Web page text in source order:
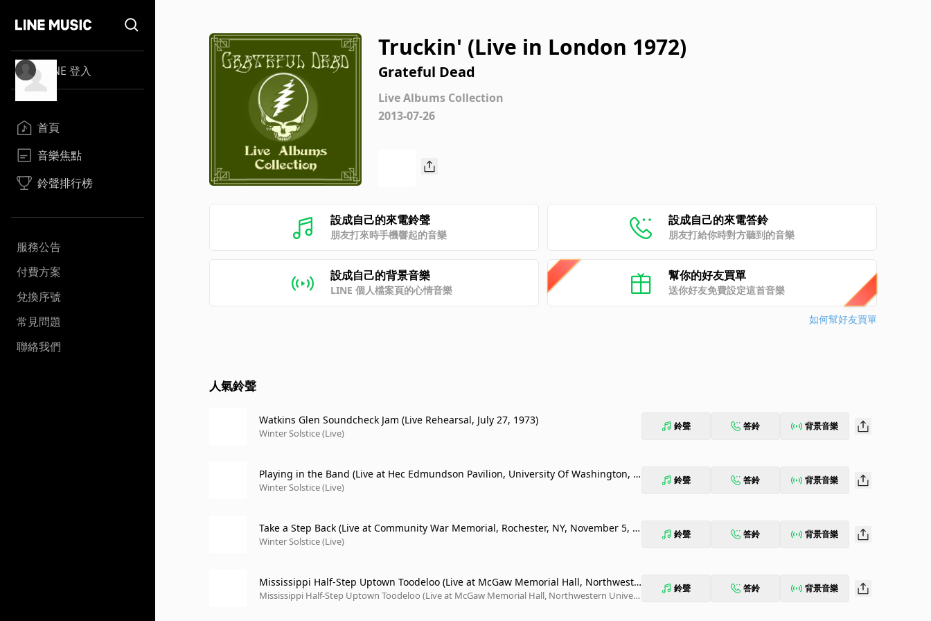
LINE 登入
首頁
音樂焦點
鈴聲排行榜
服務公告
付費方案
兌換序號
常見問題
聯絡我們
Truckin' (Live in London 1972)
Grateful Dead
Live Albums Collection
2013-07-26
設成自己的來電鈴聲
朋友打來時手機響起的音樂
設成自己的來電答鈴
朋友打給你時對方聽到的音樂
設成自己的背景音樂
LINE 個人檔案頁的心情音樂
幫你的好友買單
送你好友免費設定這首音樂
如何幫好友買單
人氣鈴聲
Watkins Glen Soundcheck Jam (Live Rehearsal, July 27, 1973)
Winter Solstice (Live)
鈴聲 答鈴 背景音樂
Playing in the Band (Live at Hec Edmundson Pavilion, University Of Washington, S
eattle, WA 5/21/74)
Winter Solstice (Live)
鈴聲 答鈴 背景音樂
Take a Step Back (Live at Community War Memorial, Rochester, NY, November 5, 1
977)
Winter Solstice (Live)
鈴聲 答鈴 背景音樂
Mississippi Half-Step Uptown Toodeloo (Live at McGaw Memorial Hall, Northweste
rn University, Evanston, IL, 11/1/73)
Mississippi Half-Step Uptown Toodeloo (Live at McGaw Memorial Hall, Northwestern Univers
鈴聲 答鈴 背景音樂